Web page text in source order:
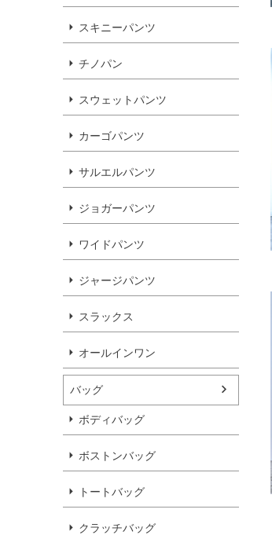
スキニーパンツ
チノパン
スウェットパンツ
カーゴパンツ
サルエルパンツ
ジョガーパンツ
ワイドパンツ
ジャージパンツ
スラックス
オールインワン
バッグ
ボディバッグ
ボストンバッグ
トートバッグ
クラッチバッグ